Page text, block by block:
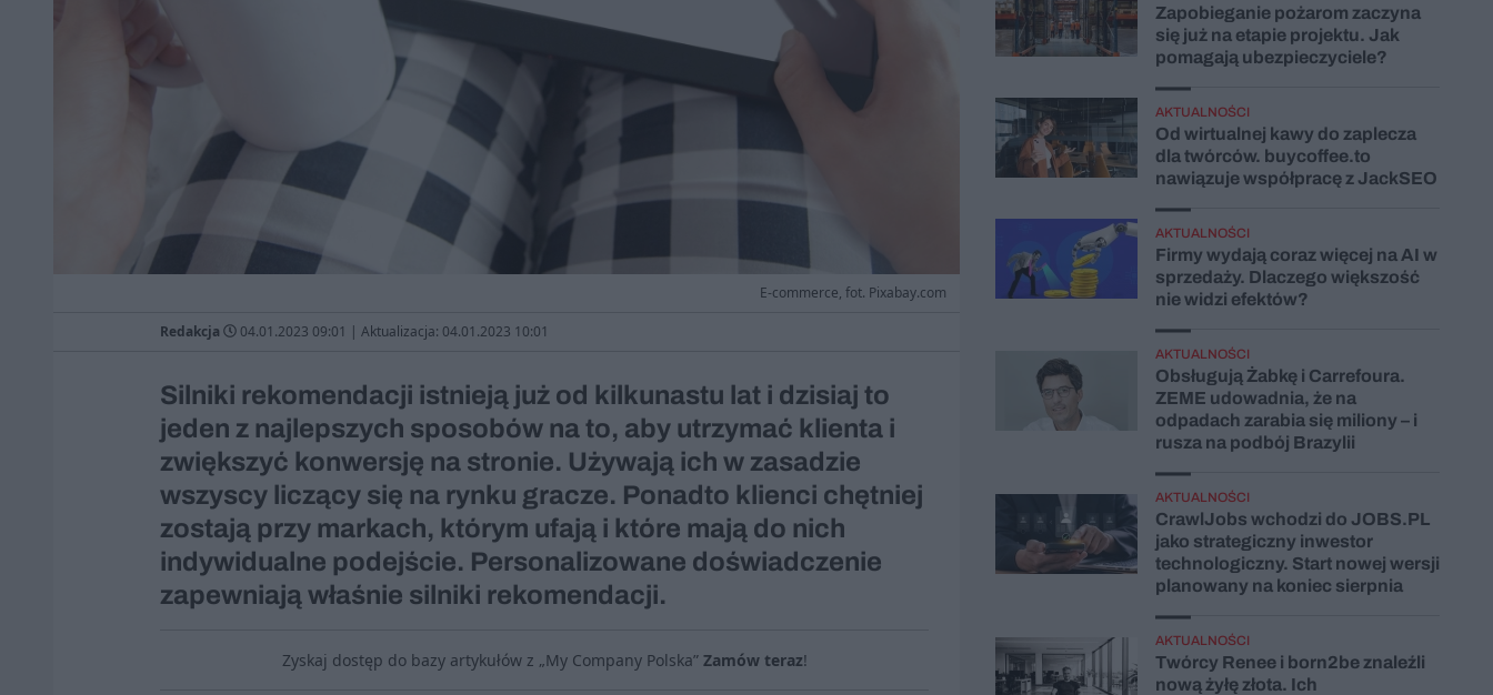
E-commerce, fot. Pixabay.com
Redakcja 04.01.2023 09:01 | Aktualizacja: 04.01.2023 10:01
Silniki rekomendacji istnieją już od kilkunastu lat i dzisiaj to
jeden z najlepszych sposobów na to, aby utrzymać klienta i
zwiększyć konwersję na stronie. Używają ich w zasadzie
wszyscy liczący się na rynku gracze. Ponadto klienci chętniej
zostają przy markach, którym ufają i które mają do nich
indywidualne podejście. Personalizowane doświadczenie
zapewniają właśnie silniki rekomendacji.
Zyskaj dostęp do bazy artykułów z „My Company Polska” Zamów teraz!
Zapobieganie pożarom zaczyna
się już na etapie projektu. Jak
pomagają ubezpieczyciele?
AKTUALNOŚCI
Od wirtualnej kawy do zaplecza
dla twórców. buycoffee.to
nawiązuje współpracę z JackSEO
AKTUALNOŚCI
Firmy wydają coraz więcej na AI w
sprzedaży. Dlaczego większość
nie widzi efektów?
AKTUALNOŚCI
Obsługują Żabkę i Carrefoura.
ZEME udowadnia, że na
odpadach zarabia się miliony – i
rusza na podbój Brazylii
AKTUALNOŚCI
CrawlJobs wchodzi do JOBS.PL
jako strategiczny inwestor
technologiczny. Start nowej wersji
planowany na koniec sierpnia
AKTUALNOŚCI
Twórcy Renee i born2be znaleźli
nową żyłę złota. Ich